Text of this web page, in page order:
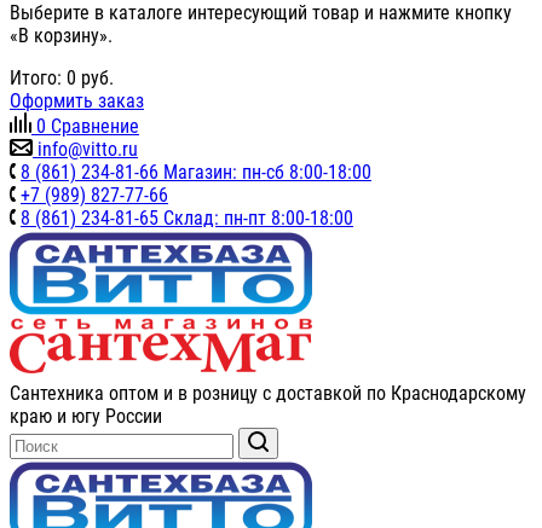
Выберите в каталоге интересующий товар и нажмите кнопку
«В корзину».
Итого: 0 руб.
Оформить заказ
0 Сравнение
info@vitto.ru
8 (861) 234-81-66 Магазин: пн-сб 8:00-18:00
+7 (989) 827-77-66
8 (861) 234-81-65 Склад: пн-пт 8:00-18:00
Сантехника оптом и в розницу с доставкой по Краснодарскому
краю и югу России